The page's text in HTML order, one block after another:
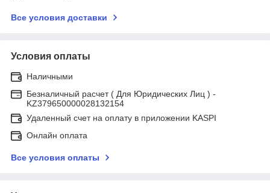
Все условия доставки
Условия оплаты
Наличными
Безналичный расчет ( Для Юридических Лиц ) -
KZ379650000028132154
Удаленный счет на оплату в приложении KASPI
Онлайн оплата
Все условия оплаты